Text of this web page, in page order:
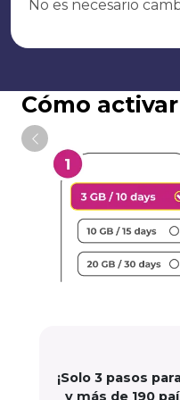
No es necesario
Cómo
¡Solo 3 pasos
y más de 190